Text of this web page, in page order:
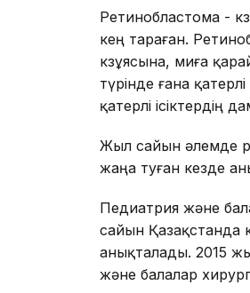
Ретинобластома -
кең тараған.
көзұясына, миға
түрінде ғана
қатерлі ісіктердің
Жыл сайын әлемде
жаңа туған кезде
Педиатрия және
сайын Қазақстанда
анықталады. 2015
және балалар